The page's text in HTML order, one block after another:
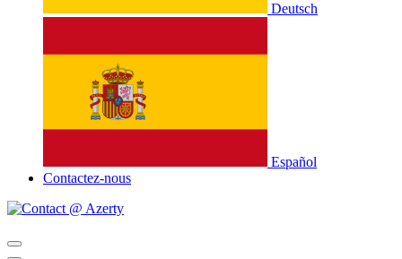
Deutsch
Español
Contactez-nous